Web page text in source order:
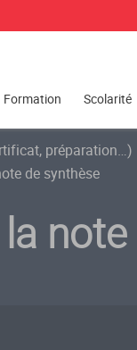
Formation Scolarité
préparation…)
de synthèse